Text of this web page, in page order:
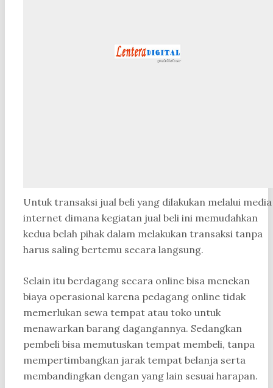
Untuk transaksi jual beli yang dilakukan melalui media
internet dimana kegiatan jual beli ini memudahkan
kedua belah pihak dalam melakukan transaksi tanpa
harus saling bertemu secara langsung.
Selain itu berdagang secara online bisa menekan
biaya operasional karena pedagang online tidak
memerlukan sewa tempat atau toko untuk
menawarkan barang dagangannya. Sedangkan
pembeli bisa memutuskan tempat membeli, tanpa
mempertimbangkan jarak tempat belanja serta
membandingkan dengan yang lain sesuai harapan.